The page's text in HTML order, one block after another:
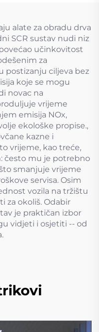
alate za obradu drva
SCR sustav nudi niz
učinkovitost
za
postizanju ciljeva bez
koje se mogu
novac na
vrijeme
emisija NOx,
ekološke propise.,
kazne i
vrijeme, kao treće,
često mu je potrebno
smanjuje vrijeme
servisa. Osim
vozila na tržištu
za okoliš. Odabir
je praktičan izbor
vidjeti i osjetiti -- od